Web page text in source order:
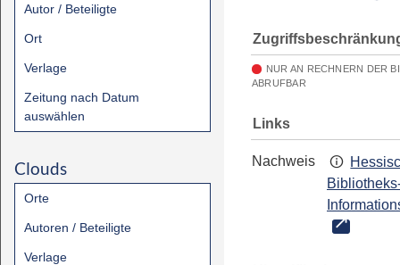
Autor / Beteiligte
Ort
Verlage
Zeitung nach Datum
auswählen
Clouds
Orte
Autoren / Beteiligte
Verlage
NUR AN RECHNERN DER
ABRUFBAR
Links
Nachweis